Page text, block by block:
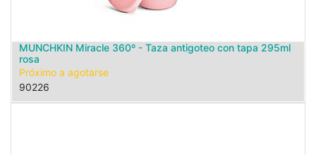
MUNCHKIN Miracle 360º - Taza antigoteo con tapa 295ml
rosa
Próximo a agotarse
90226